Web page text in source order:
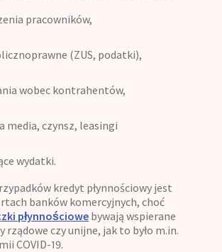
pracowników,
(ZUS, podatki),
wobec kontrahentów,
media, czynsz, leasingi
wydatki.
kredyt płynnościowy jest
banków komercyjnych, choć
płynnościowe bywają wspierane
rządowe czy unijne, jak to było m.in.
COVID-19.